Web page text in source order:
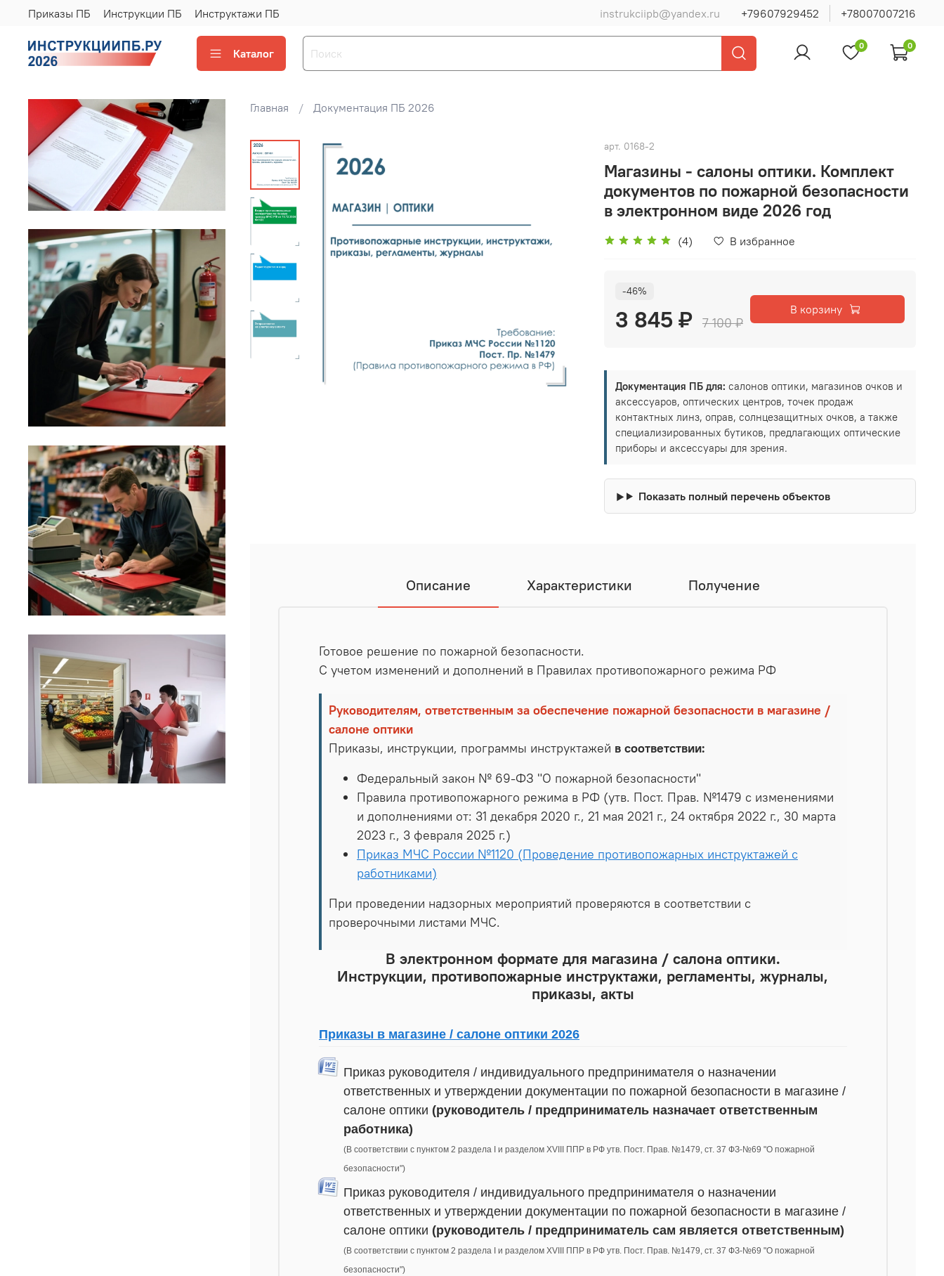
Приказы ПБ Инструкции ПБ Инструктажи ПБ instrukciipb@yandex.ru +79607929452 +78007007216
Каталог
0 0
Главная Документация ПБ 2026
арт. 0168-2
Магазины - салоны оптики. Комплект
документов по пожарной безопасности
в электронном виде 2026 год
(4) В избранное
-46%
3 845 ₽ 7 100 ₽
В корзину
Документация ПБ для: салонов оптики, магазинов очков и
аксессуаров, оптических центров, точек продаж
контактных линз, оправ, солнцезащитных очков, а также
специализированных бутиков, предлагающих оптические
приборы и аксессуары для зрения.
Показать полный перечень объектов
Описание Характеристики Получение
Готовое решение по пожарной безопасности.
С учетом изменений и дополнений в Правилах противопожарного режима РФ
Руководителям, ответственным за обеспечение пожарной безопасности в магазине /
салоне оптики
Приказы, инструкции, программы инструктажей в соответствии:
Федеральный закон № 69-ФЗ "О пожарной безопасности"
Правила противопожарного режима в РФ (утв. Пост. Прав. №1479 с изменениями
и дополнениями от: 31 декабря 2020 г., 21 мая 2021 г., 24 октября 2022 г., 30 марта
2023 г., 3 февраля 2025 г.)
Приказ МЧС России №1120 (Проведение противопожарных инструктажей с
работниками)
При проведении надзорных мероприятий проверяются в соответствии с
проверочными листами МЧС.
В электронном формате для магазина / салона оптики.
Инструкции, противопожарные инструктажи, регламенты, журналы,
приказы, акты
Приказы в магазине / салоне оптики 2026
Приказ руководителя / индивидуального предпринимателя о назначении
ответственных и утверждении документации по пожарной безопасности в магазине /
салоне оптики (руководитель / предприниматель назначает ответственным
работника)
(В соответствии с пунктом 2 раздела I и разделом XVIII ППР в РФ утв. Пост. Прав. №1479, ст. 37 ФЗ-№69 "О пожарной
безопасности")
Приказ руководителя / индивидуального предпринимателя о назначении
ответственных и утверждении документации по пожарной безопасности в магазине /
салоне оптики (руководитель / предприниматель сам является ответственным)
(В соответствии с пунктом 2 раздела I и разделом XVIII ППР в РФ утв. Пост. Прав. №1479, ст. 37 ФЗ-№69 "О пожарной
безопасности")